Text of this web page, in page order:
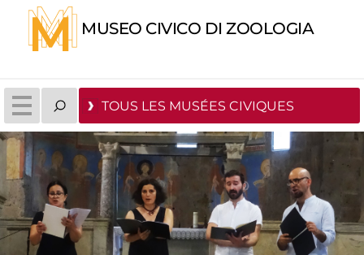
MUSEO CIVICO DI ZOOLOGIA
TOUS LES MUSÉES CIVIQUES